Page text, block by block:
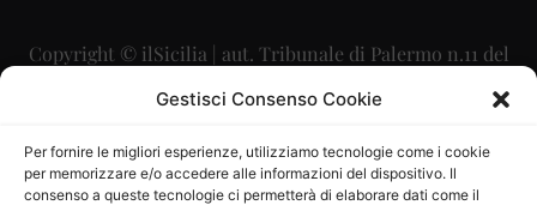
Gestisci Consenso Cookie
Per fornire le migliori esperienze, utilizziamo tecnologie come i cookie
per memorizzare e/o accedere alle informazioni del dispositivo. Il
consenso a queste tecnologie ci permetterà di elaborare dati come il
Copyright © ilSicilia | aut. Tribunale di Palermo n.11 del
29/09/2015
Direttore Editoriale: Maurizio Scaglione